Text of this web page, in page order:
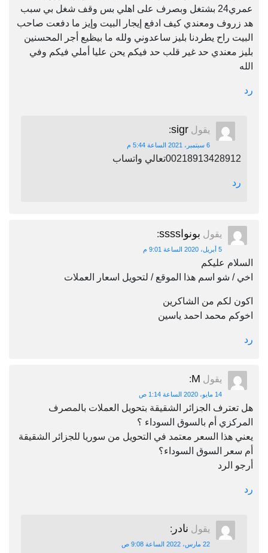
عمري24 بشتغل وبصرف على اهلي بس وقف شغل بي سبب
هد زروف ومعندي كيف ادفع إيجار البيت وإيز ما دفعت صاحب
البيت راح يطردنا بليز ساعدوني ولله ما بيظيع أجر المحسنين
بليز معندي حد غير قلب حد فيكم يحن عليا أملي فيكم وفي
الله
رد
يقول sigr
:
6 سبتمبر، 2021 الساعة 5:44 م
00218913428912تعالي واتساب
رد
يقول بونواssss :
5 أبريل، 2020 الساعة 9:01 م
السلام عليكم
اخي / شو اسم هذا الموقع / لتحويل اسعار العملات
اكون لكم من الشاكرين
اخوكم محمد احمد ياسين
رد
يقول M
:
14 مايو، 2020 الساعة 1:14 ص
هل تعترف الجزائر الشقيقة بتحويل العملات بالمصرف
المركزي أم بالسوق السوداء ؟
يعني هذا السعر معتمد في التحويل من سوريا للجزائر الشقيقة
أم سعر السوق السوداء؟
أرجو الرد
رد
يقول نادر :
22 مارس، 2022 الساعة 9:08 ص